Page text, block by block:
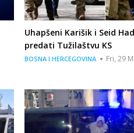
Uhapšeni Karišik i Seid
predati Tužilaštvu KS
BOSNA I HERCEGOVINA Fri, 29